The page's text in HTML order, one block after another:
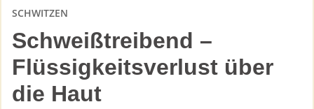
Schweißtreibend –
Flüssigkeitsverlust über
die Haut
SCHWITZEN